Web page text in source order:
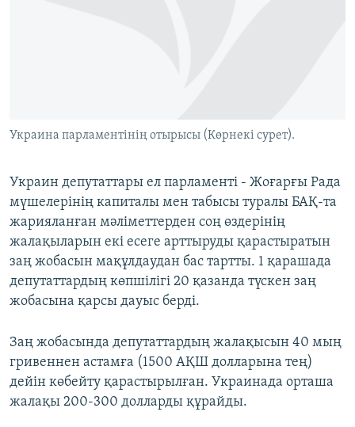
Басқа тілдерде
Украина парламентінің отырысы (Көрнекі сурет).
Украин депутаттары ел парламенті - Жоғарғы Рада
мүшелерінің капиталы мен табысы туралы БАҚ-та
жарияланған мәліметтерден соң өздерінің
жалақыларын екі есеге арттыруды қарастыратын
заң жобасын мақұлдаудан бас тартты. 1 қарашада
депутаттардың көпшілігі 20 қазанда түскен заң
жобасына қарсы дауыс берді.
Заң жобасында депутаттардың жалақысын 40 мың
гривеннен астамға (1500 АҚШ долларына тең)
дейін көбейту қарастырылған. Украинада орташа
жалақы 200-300 долларды құрайды.